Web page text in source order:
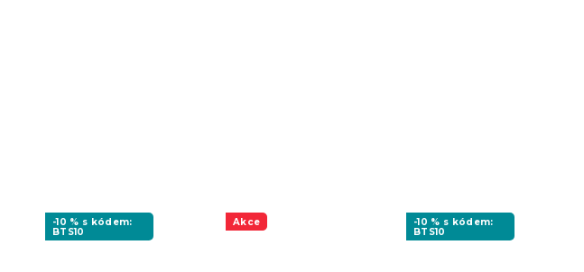
-10 % s kódem:
BTS10
Akce
-10 % s kódem:
BTS10